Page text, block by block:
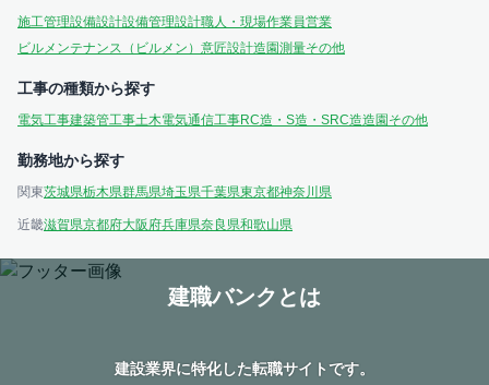
施工管理設備設計設備管理設計職人・現場作業員営業
ビルメンテナンス（ビルメン） 意匠設計造園測量その他
工事の種類から探す
電気工事建築管工事土木電気通信工事RC造・S造・SRC造造園その他
勤務地から探す
関東茨城県栃木県群馬県埼玉県千葉県東京都神奈川県
近畿滋賀県京都府大阪府兵庫県奈良県和歌山県
建職バンクとは
建設業界に特化した転職サイトです。